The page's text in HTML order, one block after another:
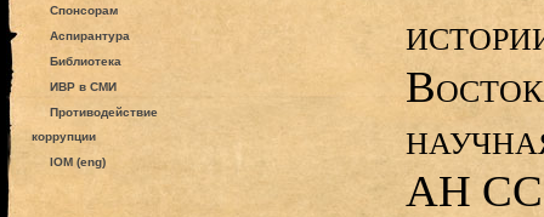
Спонсорам
Аспирантура
Библиотека
ИВР в СМИ
Противодействие
коррупции
IOM (eng)
АН